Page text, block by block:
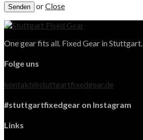
orClose
One gear fits all. Fixed Gear in Stuttgart.
Folge uns
kontakt@stuttgartfixedgear.de
#stuttgartfixedgear on Instagram
Links